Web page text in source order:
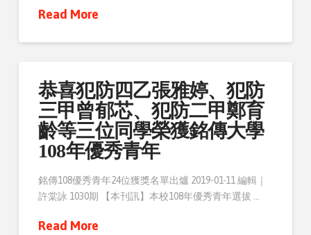
Read More
恭喜犯防四乙張雅婷、犯防
三甲曾郁芯、犯防二甲鄭育
齡等三位同學榮獲銘傳大學
108年優秀青年
銘傳108優秀青年24位獲獎名單出爐 2019-01-11 編輯｜
許棠詠 1030期 【本刊訊】本校108年優秀青年選拔 …
Read More